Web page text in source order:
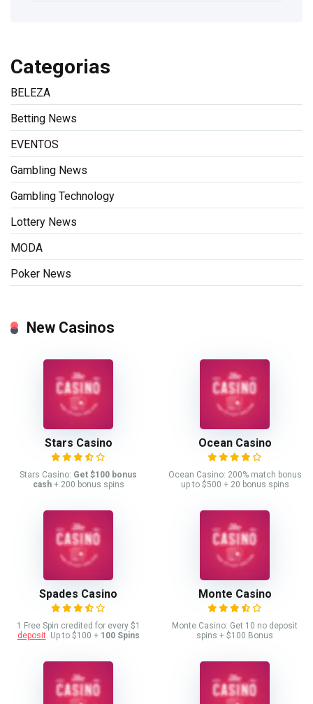
Categorias
BELEZA
Betting News
EVENTOS
Gambling News
Gambling Technology
Lottery News
MODA
Poker News
New Casinos
Stars Casino
Stars Casino: Get $100 bonus
cash+ 200 bonus spins
Ocean Casino
Ocean Casino: 200% match bonus
up to $500 + 20 bonus spins
Spades Casino
1 Free Spin credited for every $1
deposit. Up to $100 + 100 Spins
Monte Casino
Monte Casino: Get 10 no deposit
spins + $100 Bonus